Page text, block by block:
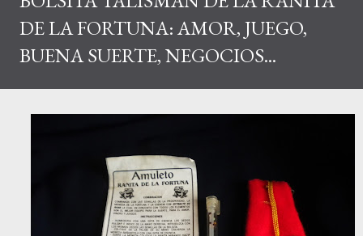
DE LA FORTUNA: AMOR, JUEGO,
BUENA SUERTE, NEGOCIOS...